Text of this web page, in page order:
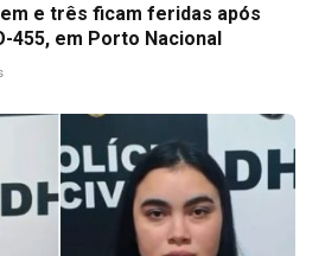
e três ficam feridas após
455, em Porto Nacional